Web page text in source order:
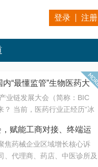
登录 注册
“最懂监管”生物医药大
业链发展大会（简称：BIC
当前，医药行业正经历“冰
“最后一公里”的支付与入院
内卷”已无出路，全产业链协
大会以 “重构生态，定义未
赋能工商对接、终端运
焦药械企业区域增长核心诉
、代理商、药店、中医诊所及